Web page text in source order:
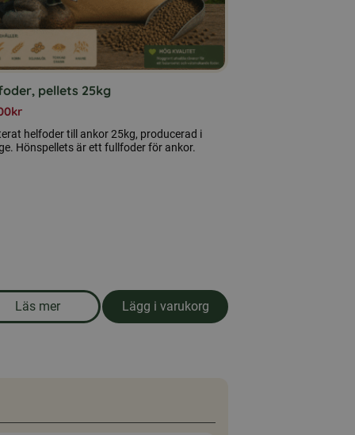
pellets 25kg
kr
helfoder till ankor 25kg, producerad i
Hönspellets är ett fullfoder för ankor.
Läs mer
om produkten Ankfoder, pellets 25kg
Lägg i varukorg